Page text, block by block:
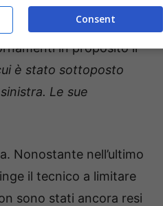
al forfait per un
in proposito li
è stato sottoposto
Le sue
Nonostante nell’ultimo
il tecnico a limitare
sono stati ancora resi
Consent